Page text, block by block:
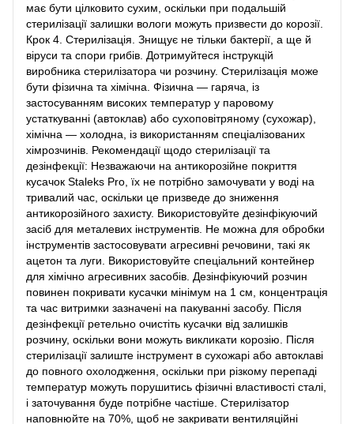
має бути цілковито сухим, оскільки при подальшій
стерилізації залишки вологи можуть призвести до корозії.
Крок 4. Стерилізація. Знищує не тільки бактерії, а ще й
віруси та спори грибів. Дотримуйтеся інструкцій
виробника стерилізатора чи розчину. Стерилізація може
бути фізична та хімічна. Фізична — гаряча, із
застосуванням високих температур у паровому
устаткуванні (автоклав) або сухоповітряному (сухожар),
хімічна — холодна, із використанням спеціалізованих
хімрозчинів. Рекомендації щодо стерилізації та
дезінфекції: Незважаючи на антикорозійне покриття
кусачок Staleks Pro, їх не потрібно замочувати у воді на
тривалий час, оскільки це призведе до зниження
антикорозійного захисту. Використовуйте дезінфікуючий
засіб для металевих інструментів. Не можна для обробки
інструментів застосовувати агресивні речовини, такі як
ацетон та луги. Використовуйте спеціальний контейнер
для хімічно агресивних засобів. Дезінфікуючий розчин
повинен покривати кусачки мінімум на 1 см, концентрація
та час витримки зазначені на пакуванні засобу. Після
дезінфекції ретельно очистіть кусачки від залишків
розчину, оскільки вони можуть викликати корозію. Після
стерилізації залиште інструмент в сухожарі або автоклаві
до повного охолодження, оскільки при різкому перепаді
температур можуть порушитись фізичні властивості сталі,
і заточування буде потрібне частіше. Стерилізатор
наповнюйте на 70%, щоб не закривати вентиляційні